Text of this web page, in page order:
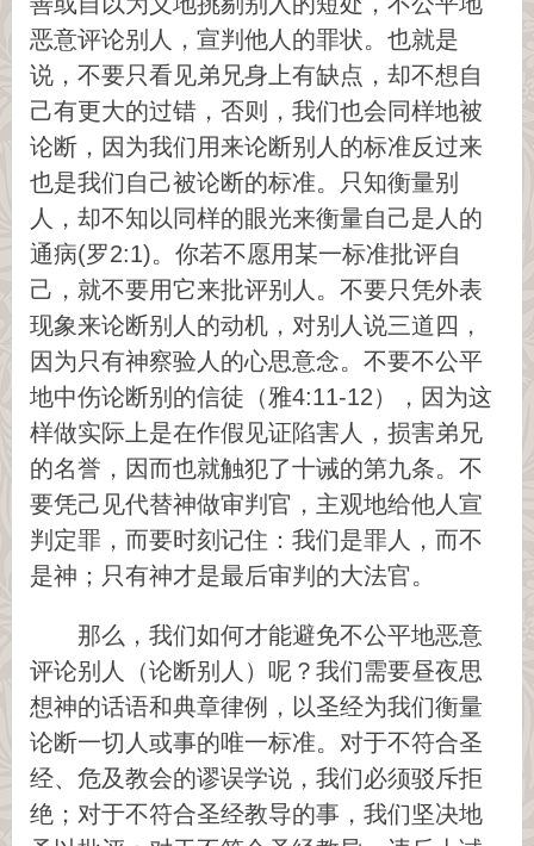
恶意评论别人，宣判他人的罪状。也就是
说，不要只看见弟兄身上有缺点，却不想自
己有更大的过错，否则，我们也会同样地被
论断，因为我们用来论断别人的标准反过来
也是我们自己被论断的标准。只知衡量别
人，却不知以同样的眼光来衡量自己是人的
通病(罗2:1)。你若不愿用某一标准批评自
己，就不要用它来批评别人。不要只凭外表
现象来论断别人的动机，对别人说三道四，
因为只有神察验人的心思意念。不要不公平
地中伤论断别的信徒（雅4:11-12），因为这
样做实际上是在作假见证陷害人，损害弟兄
的名誉，因而也就触犯了十诫的第九条。不
要凭己见代替神做审判官，主观地给他人宣
判定罪，而要时刻记住：我们是罪人，而不
是神；只有神才是最后审判的大法官。
那么，我们如何才能避免不公平地恶意
评论别人（论断别人）呢？我们需要昼夜思
想神的话语和典章律例，以圣经为我们衡量
论断一切人或事的唯一标准。对于不符合圣
经、危及教会的谬误学说，我们必须驳斥拒
绝；对于不符合圣经教导的事，我们坚决地